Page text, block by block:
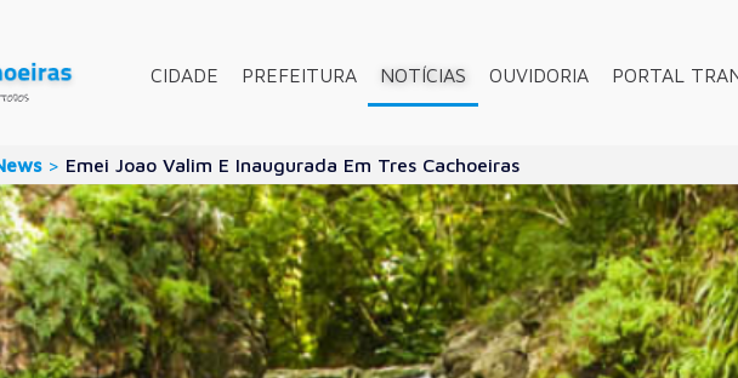
CIDADE PREFEITURA NOTÍCIAS OUVIDORIA PORTAL
> Emei Joao Valim E Inaugurada Em Tres Cachoeiras